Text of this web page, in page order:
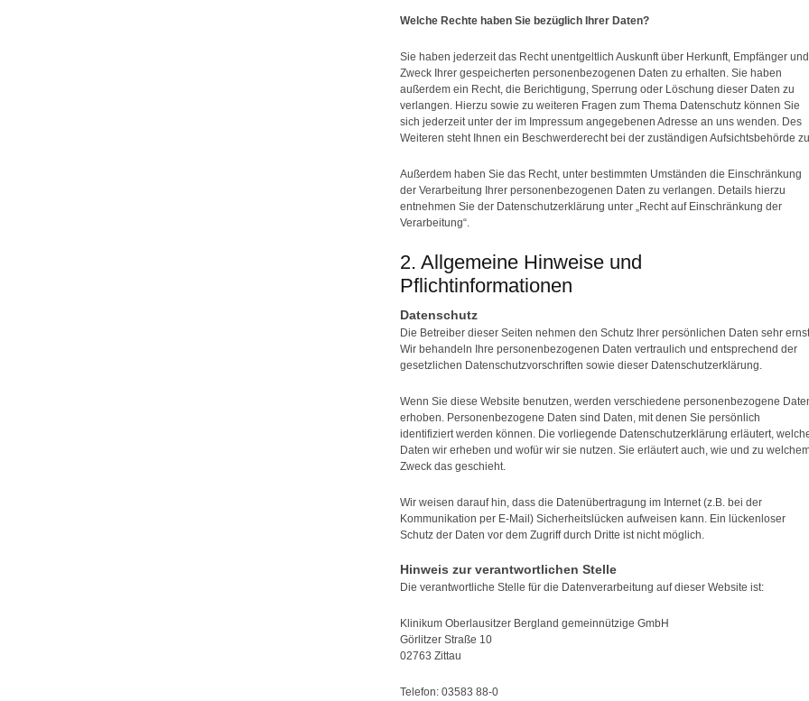
Welche Rechte haben Sie bezüglich Ihrer Daten?
Sie haben jederzeit das Recht unentgeltlich Auskunft über Herkunft, Empfänger und
Zweck Ihrer gespeicherten personenbezogenen Daten zu erhalten. Sie haben
außerdem ein Recht, die Berichtigung, Sperrung oder Löschung dieser Daten zu
verlangen. Hierzu sowie zu weiteren Fragen zum Thema Datenschutz können Sie
sich jederzeit unter der im Impressum angegebenen Adresse an uns wenden. Des
Weiteren steht Ihnen ein Beschwerderecht bei der zuständigen Aufsichtsbehörde
Außerdem haben Sie das Recht, unter bestimmten Umständen die Einschränkung
der Verarbeitung Ihrer personenbezogenen Daten zu verlangen. Details hierzu
entnehmen Sie der Datenschutzerklärung unter „Recht auf Einschränkung der
Verarbeitung“.
2. Allgemeine Hinweise und
Pflichtinformationen
Datenschutz
Die Betreiber dieser Seiten nehmen den Schutz Ihrer persönlichen Daten sehr
Wir behandeln Ihre personenbezogenen Daten vertraulich und entsprechend der
gesetzlichen Datenschutzvorschriften sowie dieser Datenschutzerklärung.
Wenn Sie diese Website benutzen, werden verschiedene personenbezogene
erhoben. Personenbezogene Daten sind Daten, mit denen Sie persönlich
identifiziert werden können. Die vorliegende Datenschutzerklärung erläutert,
Daten wir erheben und wofür wir sie nutzen. Sie erläutert auch, wie und zu
Zweck das geschieht.
Wir weisen darauf hin, dass die Datenübertragung im Internet (z.B. bei der
Kommunikation per E-Mail) Sicherheitslücken aufweisen kann. Ein lückenloser
Schutz der Daten vor dem Zugriff durch Dritte ist nicht möglich.
Hinweis zur verantwortlichen Stelle
Die verantwortliche Stelle für die Datenverarbeitung auf dieser Website ist:
Klinikum Oberlausitzer Bergland gemeinnützige GmbH
Görlitzer Straße 10
02763 Zittau
Telefon: 03583 88-0